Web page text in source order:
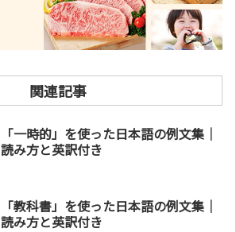
関連記事
「一時的」を使った日本語の例文集｜
読み方と英訳付き
「教科書」を使った日本語の例文集｜
読み方と英訳付き